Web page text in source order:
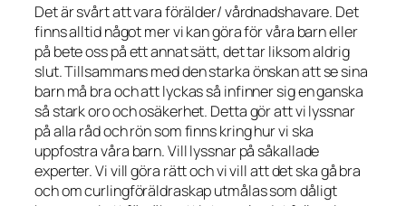
Det är svårt att vara förälder/ vårdnadshavare. Det
finns alltid något mer vi kan göra för våra barn eller
på bete oss på ett annat sätt, det tar liksom aldrig
slut. Tillsammans med den starka önskan att se sina
barn må bra och att lyckas så infinner sig en ganska
så stark oro och osäkerhet. Detta gör att vi lyssnar
på alla råd och rön som finns kring hur vi ska
uppfostra våra barn. Vill lyssnar på såkallade
experter. Vi vill göra rätt och vi vill att det ska gå bra
och om curlingföräldraskap utmålas som dåligt